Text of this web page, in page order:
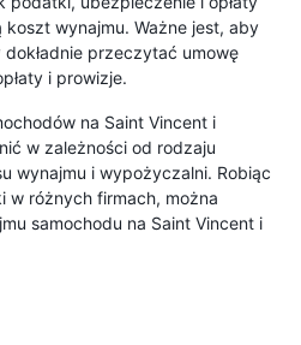
wynajmu. Ważne jest, aby
przeczytać umowę
i prowizje.
na Saint Vincent i
w zależności od rodzaju
wynajmu i wypożyczalni. Robiąc
w różnych firmach, można
samochodu na Saint Vincent i